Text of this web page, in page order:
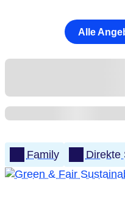
Alle
Family Direkte